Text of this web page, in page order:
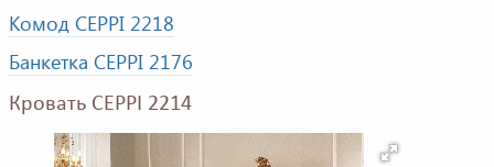
Комод CEPPI 2218
Банкетка CEPPI 2176
Кровать CEPPI 2214